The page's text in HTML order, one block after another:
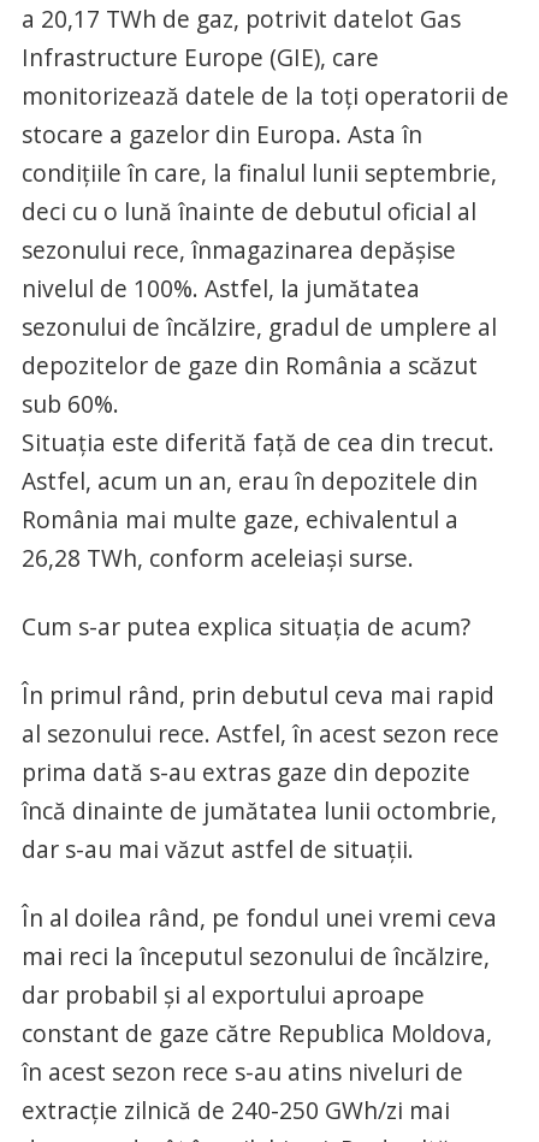
a 20,17 TWh de gaz, potrivit datelot Gas
Infrastructure Europe (GIE), care
monitorizează datele de la toți operatorii de
stocare a gazelor din Europa. Asta în
condițiile în care, la finalul lunii septembrie,
deci cu o lună înainte de debutul oficial al
sezonului rece, înmagazinarea depășise
nivelul de 100%. Astfel, la jumătatea
sezonului de încălzire, gradul de umplere al
depozitelor de gaze din România a scăzut
sub 60%.
Situația este diferită față de cea din trecut.
Astfel, acum un an, erau în depozitele din
România mai multe gaze, echivalentul a
26,28 TWh, conform aceleiași surse.
Cum s-ar putea explica situația de acum?
În primul rând, prin debutul ceva mai rapid
al sezonului rece. Astfel, în acest sezon rece
prima dată s-au extras gaze din depozite
încă dinainte de jumătatea lunii octombrie,
dar s-au mai văzut astfel de situații.
În al doilea rând, pe fondul unei vremi ceva
mai reci la începutul sezonului de încălzire,
dar probabil și al exportului aproape
constant de gaze către Republica Moldova,
în acest sezon rece s-au atins niveluri de
extracție zilnică de 240-250 GWh/zi mai